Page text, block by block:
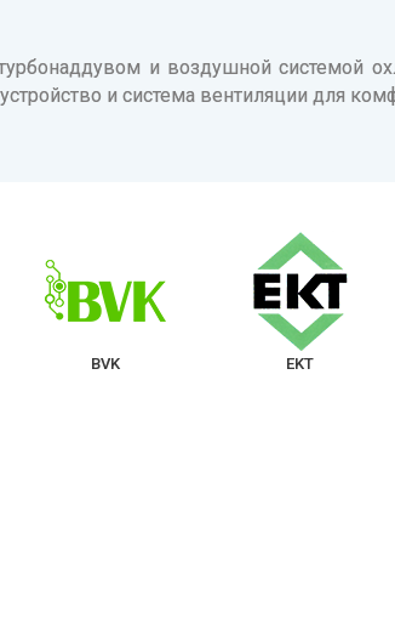
и воздушной системой
и система вентиляции для
BVK EKT